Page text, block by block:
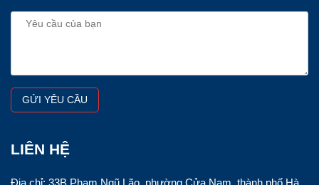
LIÊN HỆ
Địa chỉ: 33B Phạm Ngũ Lão, phường Cửa Nam, thành phố Hà